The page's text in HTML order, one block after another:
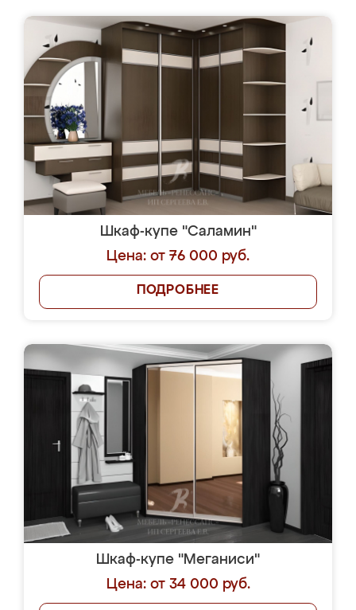
Шкаф-купе "Саламин"
Цена: от 76 000 руб.
ПОДРОБНЕЕ
Шкаф-купе "Меганиси"
Цена: от 34 000 руб.